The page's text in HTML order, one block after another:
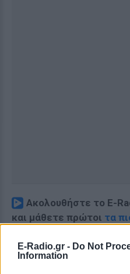
E-Radio.gr - Do Not
Information
Ακολουθήστε το E-
και μάθετε πρώτοι τα
Εσύ μπήκες στο E-
και ότι σου κάνει κλικ!